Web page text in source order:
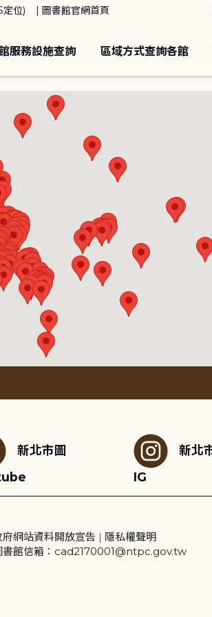
位) 圖書館官網首頁
服務設施查詢 區域方式查詢各館
新北市圖
新北
IG
府網站資料開放宣告 | 隱私權聲明
書館信箱：cad2170001@ntpc.gov.tw